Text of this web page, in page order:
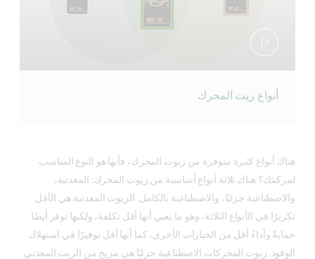
أنواع زيت المحرك
هناك أنواع كثيرة متوفرة من زيوت المحرك، فأيها هو النوع المناسب
لمركبتك؟ هناك ثلاثة أنواع أساسية من زيوت المحرك: المعدنية،
والاصطناعية جزئيًا، والاصطناعية بالكامل. الزيوت المعدنية هي الأقل
تكريرًا في الأنواع الثلاثة، وهو ما يعني أنها أقل تكلفة، ولكنها توفر أيضًا
حمايةً وأداءً أقل من الخيارات الأخرى، كما أنها أقل توفيرًا في استهلاك
الوقود. زيوت المحركات الاصطناعية جزئيًا هي مزيج من الزيت المعدني